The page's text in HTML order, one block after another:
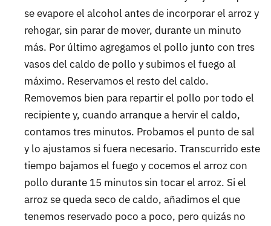
se evapore el alcohol antes de incorporar el arroz y
rehogar, sin parar de mover, durante un minuto
más. Por último agregamos el pollo junto con tres
vasos del caldo de pollo y subimos el fuego al
máximo. Reservamos el resto del caldo.
Removemos bien para repartir el pollo por todo el
recipiente y, cuando arranque a hervir el caldo,
contamos tres minutos. Probamos el punto de sal
y lo ajustamos si fuera necesario. Transcurrido este
tiempo bajamos el fuego y cocemos el arroz con
pollo durante 15 minutos sin tocar el arroz. Si el
arroz se queda seco de caldo, añadimos el que
tenemos reservado poco a poco, pero quizás no